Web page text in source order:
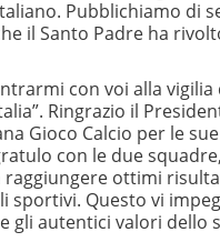
Pubblichiamo di
il Santo Padre ha
con voi alla vigilia
Ringrazio il
Gioco Calcio per le
con le due
raggiungere ottimi
sportivi. Questo vi
gli autentici valori dello